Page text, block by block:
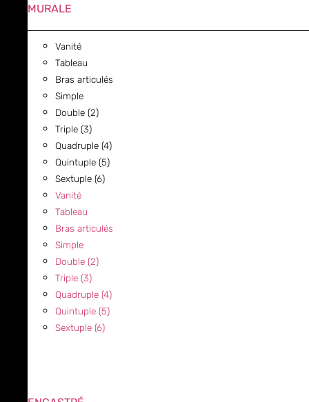
MURALE
Vanité
Tableau
Bras articulés
Simple
Double (2)
Triple (3)
Quadruple (4)
Quintuple (5)
Sextuple (6)
Vanité
Tableau
Bras articulés
Simple
Double (2)
Triple (3)
Quadruple (4)
Quintuple (5)
Sextuple (6)